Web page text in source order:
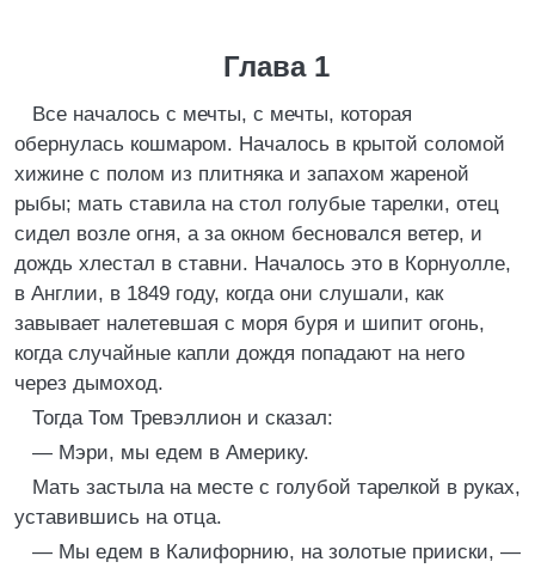
Глава 1
Все началось с мечты, с мечты, которая
обернулась кошмаром. Началось в крытой соломой
хижине с полом из плитняка и запахом жареной
рыбы; мать ставила на стол голубые тарелки, отец
сидел возле огня, а за окном бесновался ветер, и
дождь хлестал в ставни. Началось это в Корнуолле,
в Англии, в 1849 году, когда они слушали, как
завывает налетевшая с моря буря и шипит огонь,
когда случайные капли дождя попадают на него
через дымоход.
Тогда Том Тревэллион и сказал:
— Мэри, мы едем в Америку.
Мать застыла на месте с голубой тарелкой в руках,
уставившись на отца.
— Мы едем в Калифорнию, на золотые прииски, —